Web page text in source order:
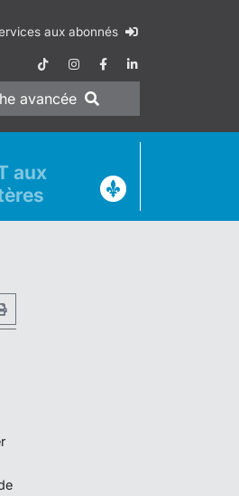
aux abonnés
avancée
aux